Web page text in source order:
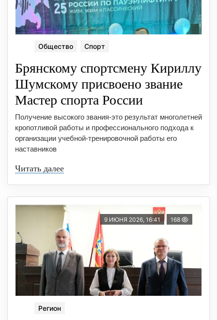
Общество Спорт
Брянскому спортсмену Кириллу
Шумскому присвоено звание
Мастер спорта России
Получение высокого звания-это результат многолетней
кропотливой работы и профессионального подхода к
организации учебной-тренировочной работы его
наставников
Читать далее
9 ИЮНЯ 2026, 16:41 168
Регион